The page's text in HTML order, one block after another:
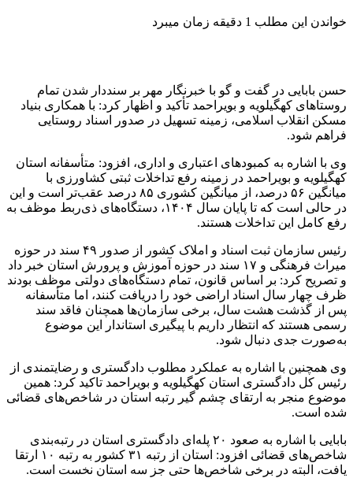
خواندن این مطلب 1 دقیقه زمان میبرد
حسن بابایی در گفت و گو با خبرنگار مهر بر سنددار شدن تمام
روستاهای کهگیلویه و بویراحمد تأکید و اظهار کرد: با همکاری بنیاد
مسکن انقلاب اسلامی، زمینه تسهیل در صدور اسناد روستایی
فراهم شود.
وی با اشاره به کمبودهای اعتباری و اداری، افزود: متأسفانه استان
کهگیلویه و بویراحمد در زمینه رفع تداخلات ثبتی کشاورزی با
میانگین ۵۶ درصد، از میانگین کشوری ۸۵ درصد عقب‌تر است و این
در حالی است که تا پایان سال ۱۴۰۴، دستگاه‌های ذی‌ربط موظف به
رفع کامل این تداخلات هستند.
رئیس سازمان ثبت اسناد و املاک کشور از صدور ۴۹ سند در حوزه
میراث فرهنگی و ۱۷ سند در حوزه آموزش و پرورش استان خبر داد
و تصریح کرد: بر اساس قانون، تمام دستگاه‌های دولتی موظف بودند
ظرف چهار سال اسناد اراضی خود را دریافت کنند، اما متأسفانه
پس از گذشت هشت سال، برخی سازمان‌ها همچنان فاقد سند
رسمی هستند که انتظار داریم با پیگیری استاندار این موضوع
به‌صورت جدی دنبال شود.
وی همچنین با اشاره به عملکرد مطلوب دادگستری و رضایتمندی از
رئیس کل دادگستری استان کهگیلویه و بویراحمد تاکید کرد: همین
موضوع منجر به ارتقای چشم گیر رتبه استان در شاخص‌های قضائی
شده است.
بابایی با اشاره به صعود ۲۰ پله‌ای دادگستری استان در رتبه‌بندی
شاخص‌های قضائی افزود: استان از رتبه ۳۱ کشور به رتبه ۱۰ ارتقا
یافت، البته در برخی شاخص‌ها حتی جز سه استان نخست است.